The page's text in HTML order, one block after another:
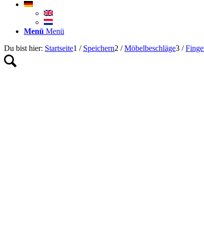
Menü Menü
Du bist hier: Startseite1 / Speichern2 / Möbelbeschläge3 /